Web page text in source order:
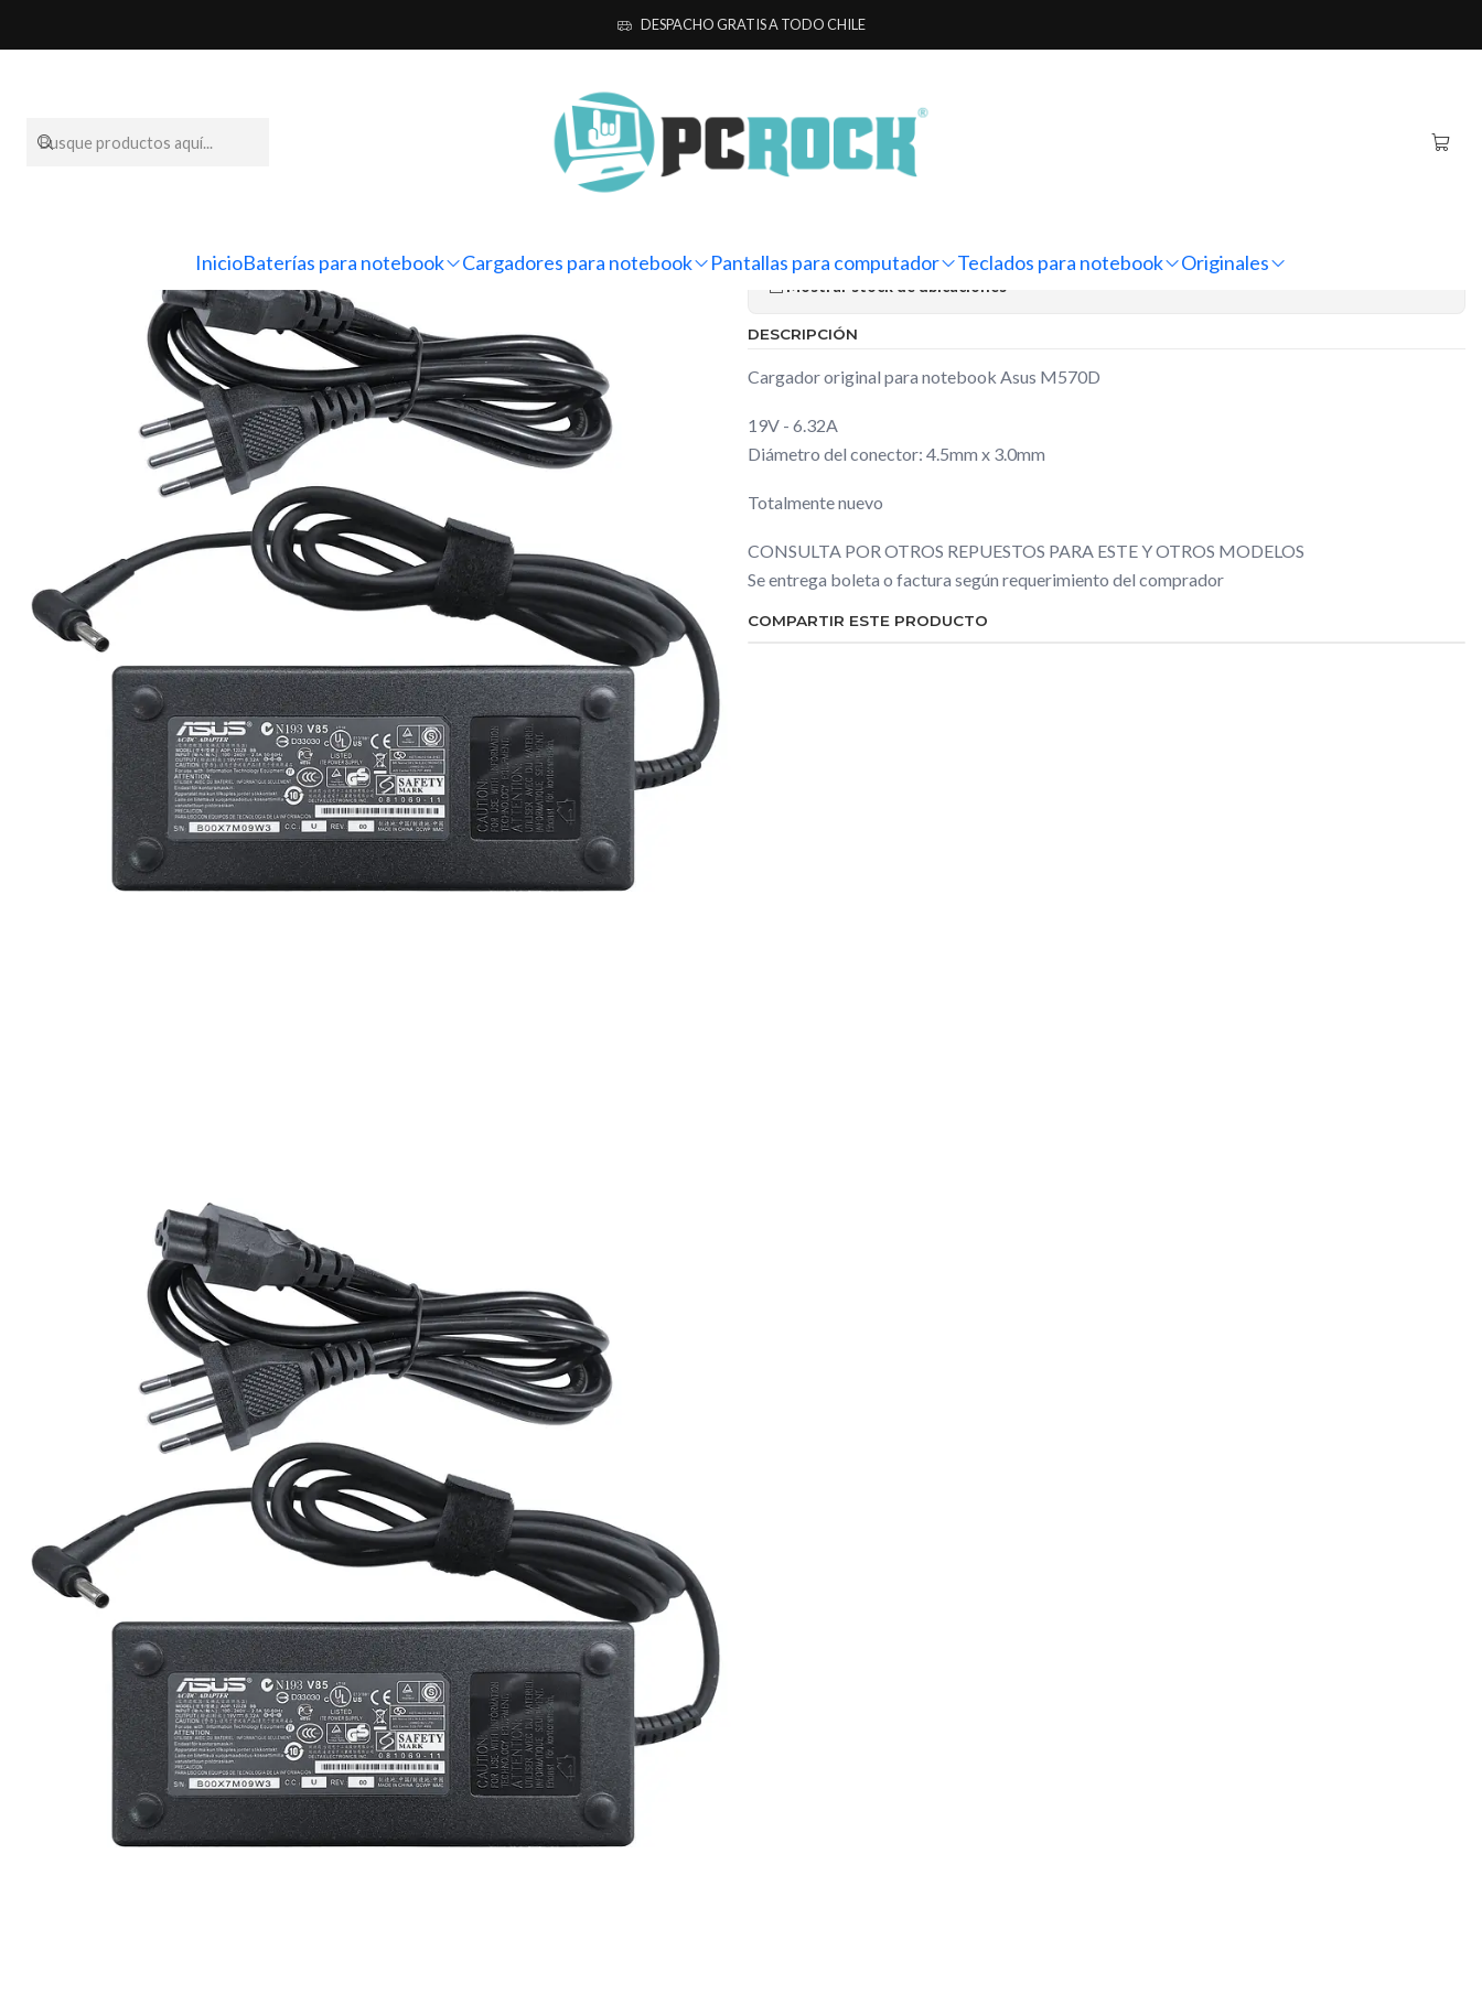
InicioBaterías para notebook Cargadores para notebook Pantallas para computador Teclados para notebook Originales
DESPACHO GRATIS A TODO CHILE
Cargadores para notebook Originales Asus Cargador Original Notebook Asus M570D
Cargador Original Notebook Asus
M570D
Mostrar stock de ubicaciones
DESCRIPCIÓN
Cargador original para notebook Asus M570D
19V - 6.32A
Diámetro del conector: 4.5mm x 3.0mm
Totalmente nuevo
CONSULTA POR OTROS REPUESTOS PARA ESTE Y OTROS MODELOS
Se entrega boleta o factura según requerimiento del comprador
COMPARTIR ESTE PRODUCTO